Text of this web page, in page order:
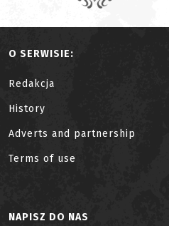
O SERWISIE:
Redakcja
History
Adverts and partnership
Terms of use
NAPISZ DO NAS